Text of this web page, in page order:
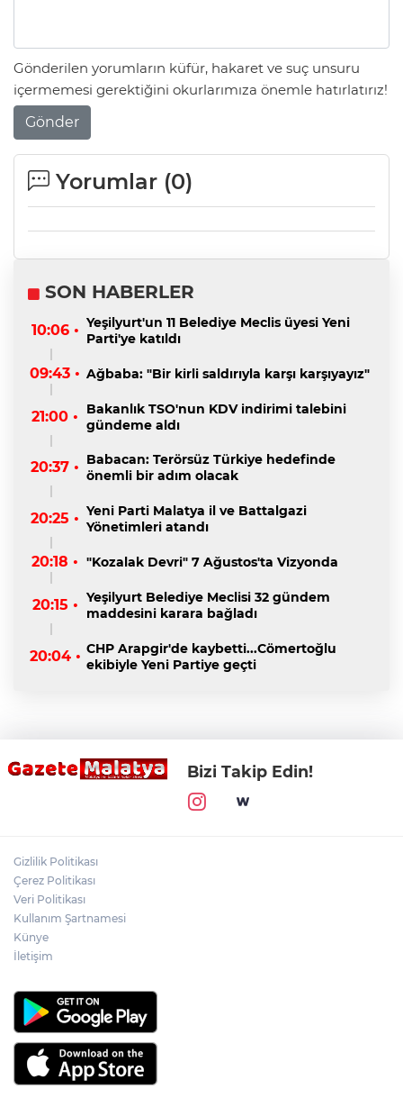
Gönderilen yorumların küfür, hakaret ve suç unsuru
içermemesi gerektiğini okurlarımıza önemle hatırlatırız!
Gönder
Yorumlar (0)
SON HABERLER
10:06 • Yeşilyurt'un 11 Belediye Meclis üyesi Yeni
Parti'ye katıldı
09:43 • Ağbaba: "Bir kirli saldırıyla karşı karşıyayız"
21:00 •
Bakanlık TSO'nun KDV indirimi talebini
gündeme aldı
20:37 • Babacan: Terörsüz Türkiye hedefinde
önemli bir adım olacak
20:25 • Yeni Parti Malatya il ve Battalgazi
Yönetimleri atandı
20:18 • "Kozalak Devri" 7 Ağustos'ta Vizyonda
20:15 • Yeşilyurt Belediye Meclisi 32 gündem
maddesini karara bağladı
20:04 • CHP Arapgir'de kaybetti...Cömertoğlu
ekibiyle Yeni Partiye geçti
Bizi Takip Edin!
Gizlilik Politikası
Çerez Politikası
Veri Politikası
Kullanım Şartnamesi
Künye
İletişim